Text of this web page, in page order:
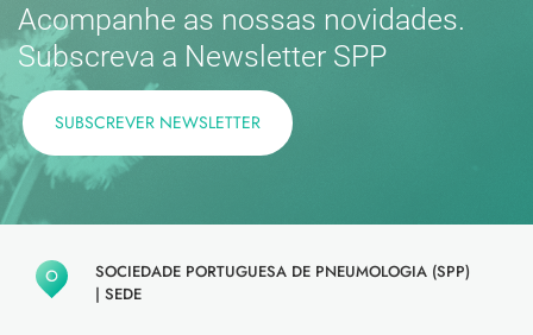
Acompanhe as nossas novidades.
Subscreva a Newsletter SPP
SUBSCREVER NEWSLETTER
SOCIEDADE PORTUGUESA DE PNEUMOLOGIA (SPP)
| SEDE